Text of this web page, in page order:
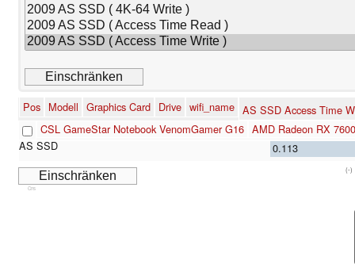
Pos Modell Graphics Card Drive wifi_name AS SSD Access Time
CSL GameStar Notebook VenomGamer G16 AMD Radeon RX
0.113
(-)
Cns